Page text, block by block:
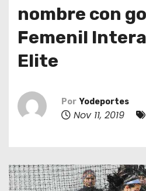
nombre con
Femenil
Elite
Por Yodeportes
Nov 11, 2019